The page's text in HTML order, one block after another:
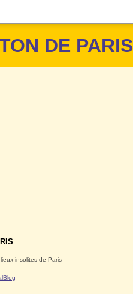
DE PARIS
insolites de Paris